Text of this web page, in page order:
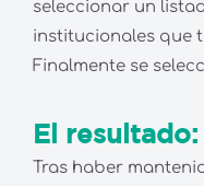
seleccionar un
institucionales que
Finalmente se
El resultado:
Tras haber